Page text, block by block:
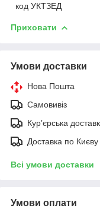
код УКТЗЕД
Приховати
Умови доставки
Нова Пошта
Самовивіз
Курʼєрська
Доставка по
Всі умови доставки
Умови оплати